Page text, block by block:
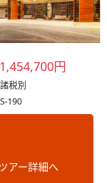
円
税別
190
アー詳細へ